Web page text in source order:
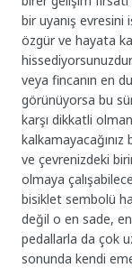
bir uyanış evresini
özgür ve hayata
veya fincanın en
görünüyorsa bu
karşı dikkatli
ve çevrenizdeki
olmaya
bisiklet sembolü
değil o en sade,
pedallarla da çok
sonunda kendi